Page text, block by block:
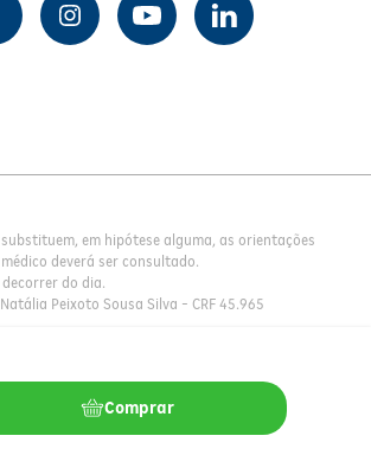
Comprar
em hipótese alguma, as orientações
deverá ser consultado.
do dia.
Peixoto Sousa Silva - CRF 45.965